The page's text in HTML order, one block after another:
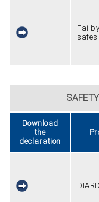
Fai
safes
Download
the
declaration